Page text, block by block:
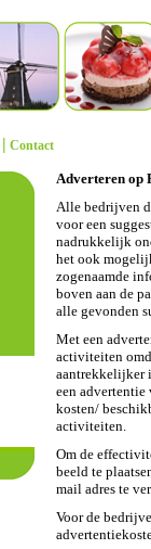
| Contact
Adverteren op
Alle bedrijven
voor een
nadrukkelijk
het ook
zogenaamde
boven aan de
alle gevonden
Met een
activiteiten
aantrekkelijker
een
kosten/
activiteiten.
Om de
beeld te
mail adres te
Voor de